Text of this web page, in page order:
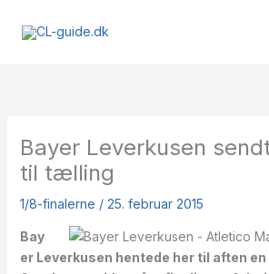
Bayer Leverkusen
til tælling
1/8-finalerne / 25. februar 2015
Bay
er Leverkusen hentede her til aften